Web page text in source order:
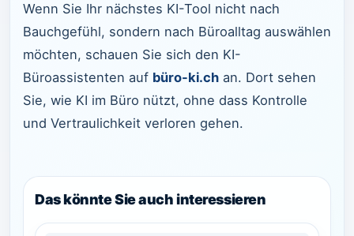
Wenn Sie Ihr nächstes KI-Tool nicht nach
Bauchgefühl, sondern nach Büroalltag auswählen
möchten, schauen Sie sich den KI-
Büroassistenten auf büro-ki.ch an. Dort sehen
Sie, wie KI im Büro nützt, ohne dass Kontrolle
und Vertraulichkeit verloren gehen.
Das könnte Sie auch interessieren